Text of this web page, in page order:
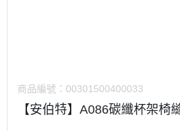
商品編號： 00301500400033
【安伯特】A086碳纖杯架椅